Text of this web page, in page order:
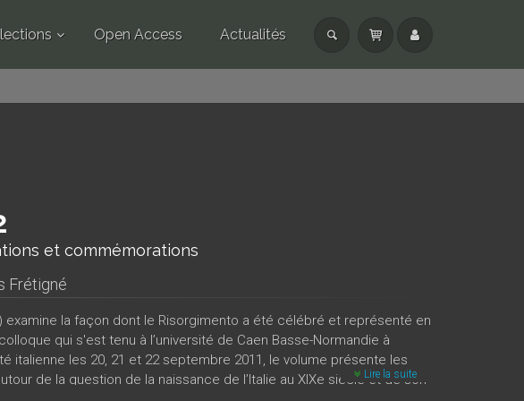
Open Access Actualités
et commémorations
Frétigné
examine la façon dont le Risorgimento a été célébré et représenté en
qui s'est tenu à l’université de Caen Basse-Normandie à
italienne les 20, 21 et 22 septembre 2011, le volume présente les
de la question de la naissance de l’Italie au XIXe siècle et de son
Lire la suite